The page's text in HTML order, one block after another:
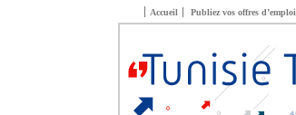
Accueil Publiez vos offres d’emploi